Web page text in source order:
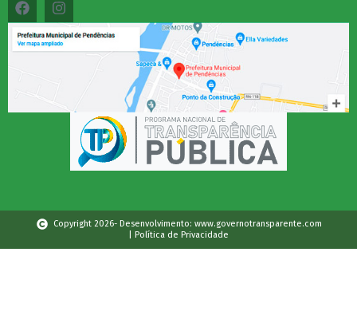
Copyright 2026- Desenvolvimento: www.governotransparente.com
| Política de Privacidade